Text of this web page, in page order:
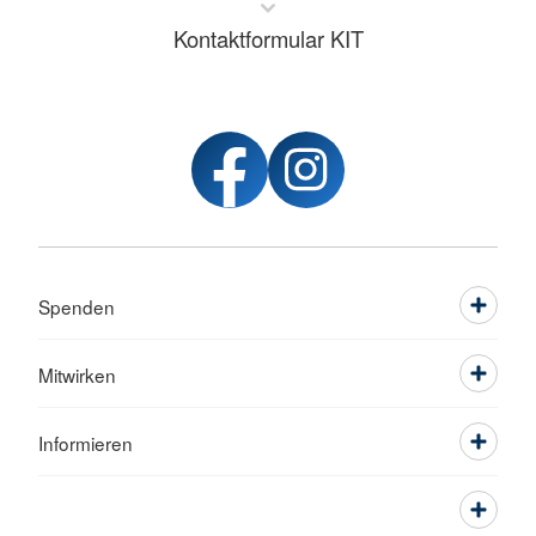
Kontaktformular KIT
Spenden
Mitwirken
Informieren